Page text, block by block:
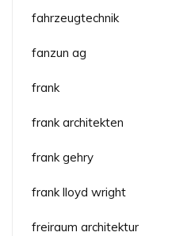
fahrzeugtechnik
fanzun ag
frank
frank architekten
frank gehry
frank lloyd wright
freiraum architektur